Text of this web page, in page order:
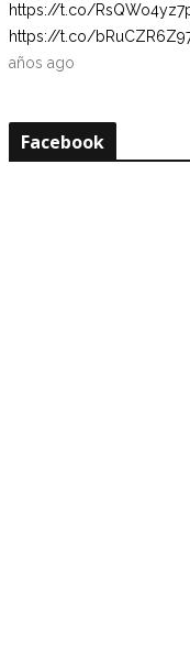
https://t.co/
https://t.co/
años ago
Facebook